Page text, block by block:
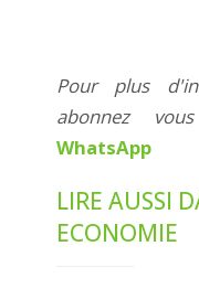
Pour plus
abonnez
WhatsApp
LIRE AUSSI
ECONOMIE